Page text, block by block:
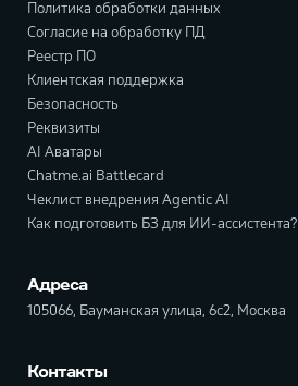
Политика обработки данных
Согласие на обработку ПД
Реестр ПО
Клиентская поддержка
Безопасность
Реквизиты
AI Аватары
Chatme.ai Battlecard
Чеклист внедрения Agentic AI
Как подготовить БЗ для ИИ-ассистента?
Адреса
105066, Бауманская улица, 6с2, Москва
Контакты